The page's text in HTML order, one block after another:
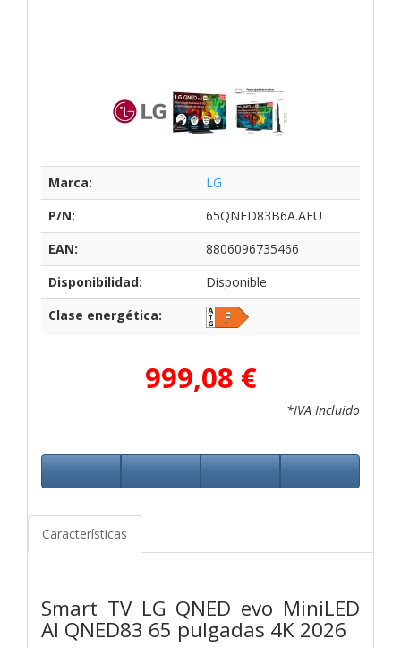
Marca:
LG
P/N:
65QNED83B6A.AEU
EAN:
8806096735466
Disponibilidad:
Disponible
Clase energética:
999,08 €
*IVA Incluido
Características
Smart TV LG QNED evo MiniLED
AI QNED83 65 pulgadas 4K 2026